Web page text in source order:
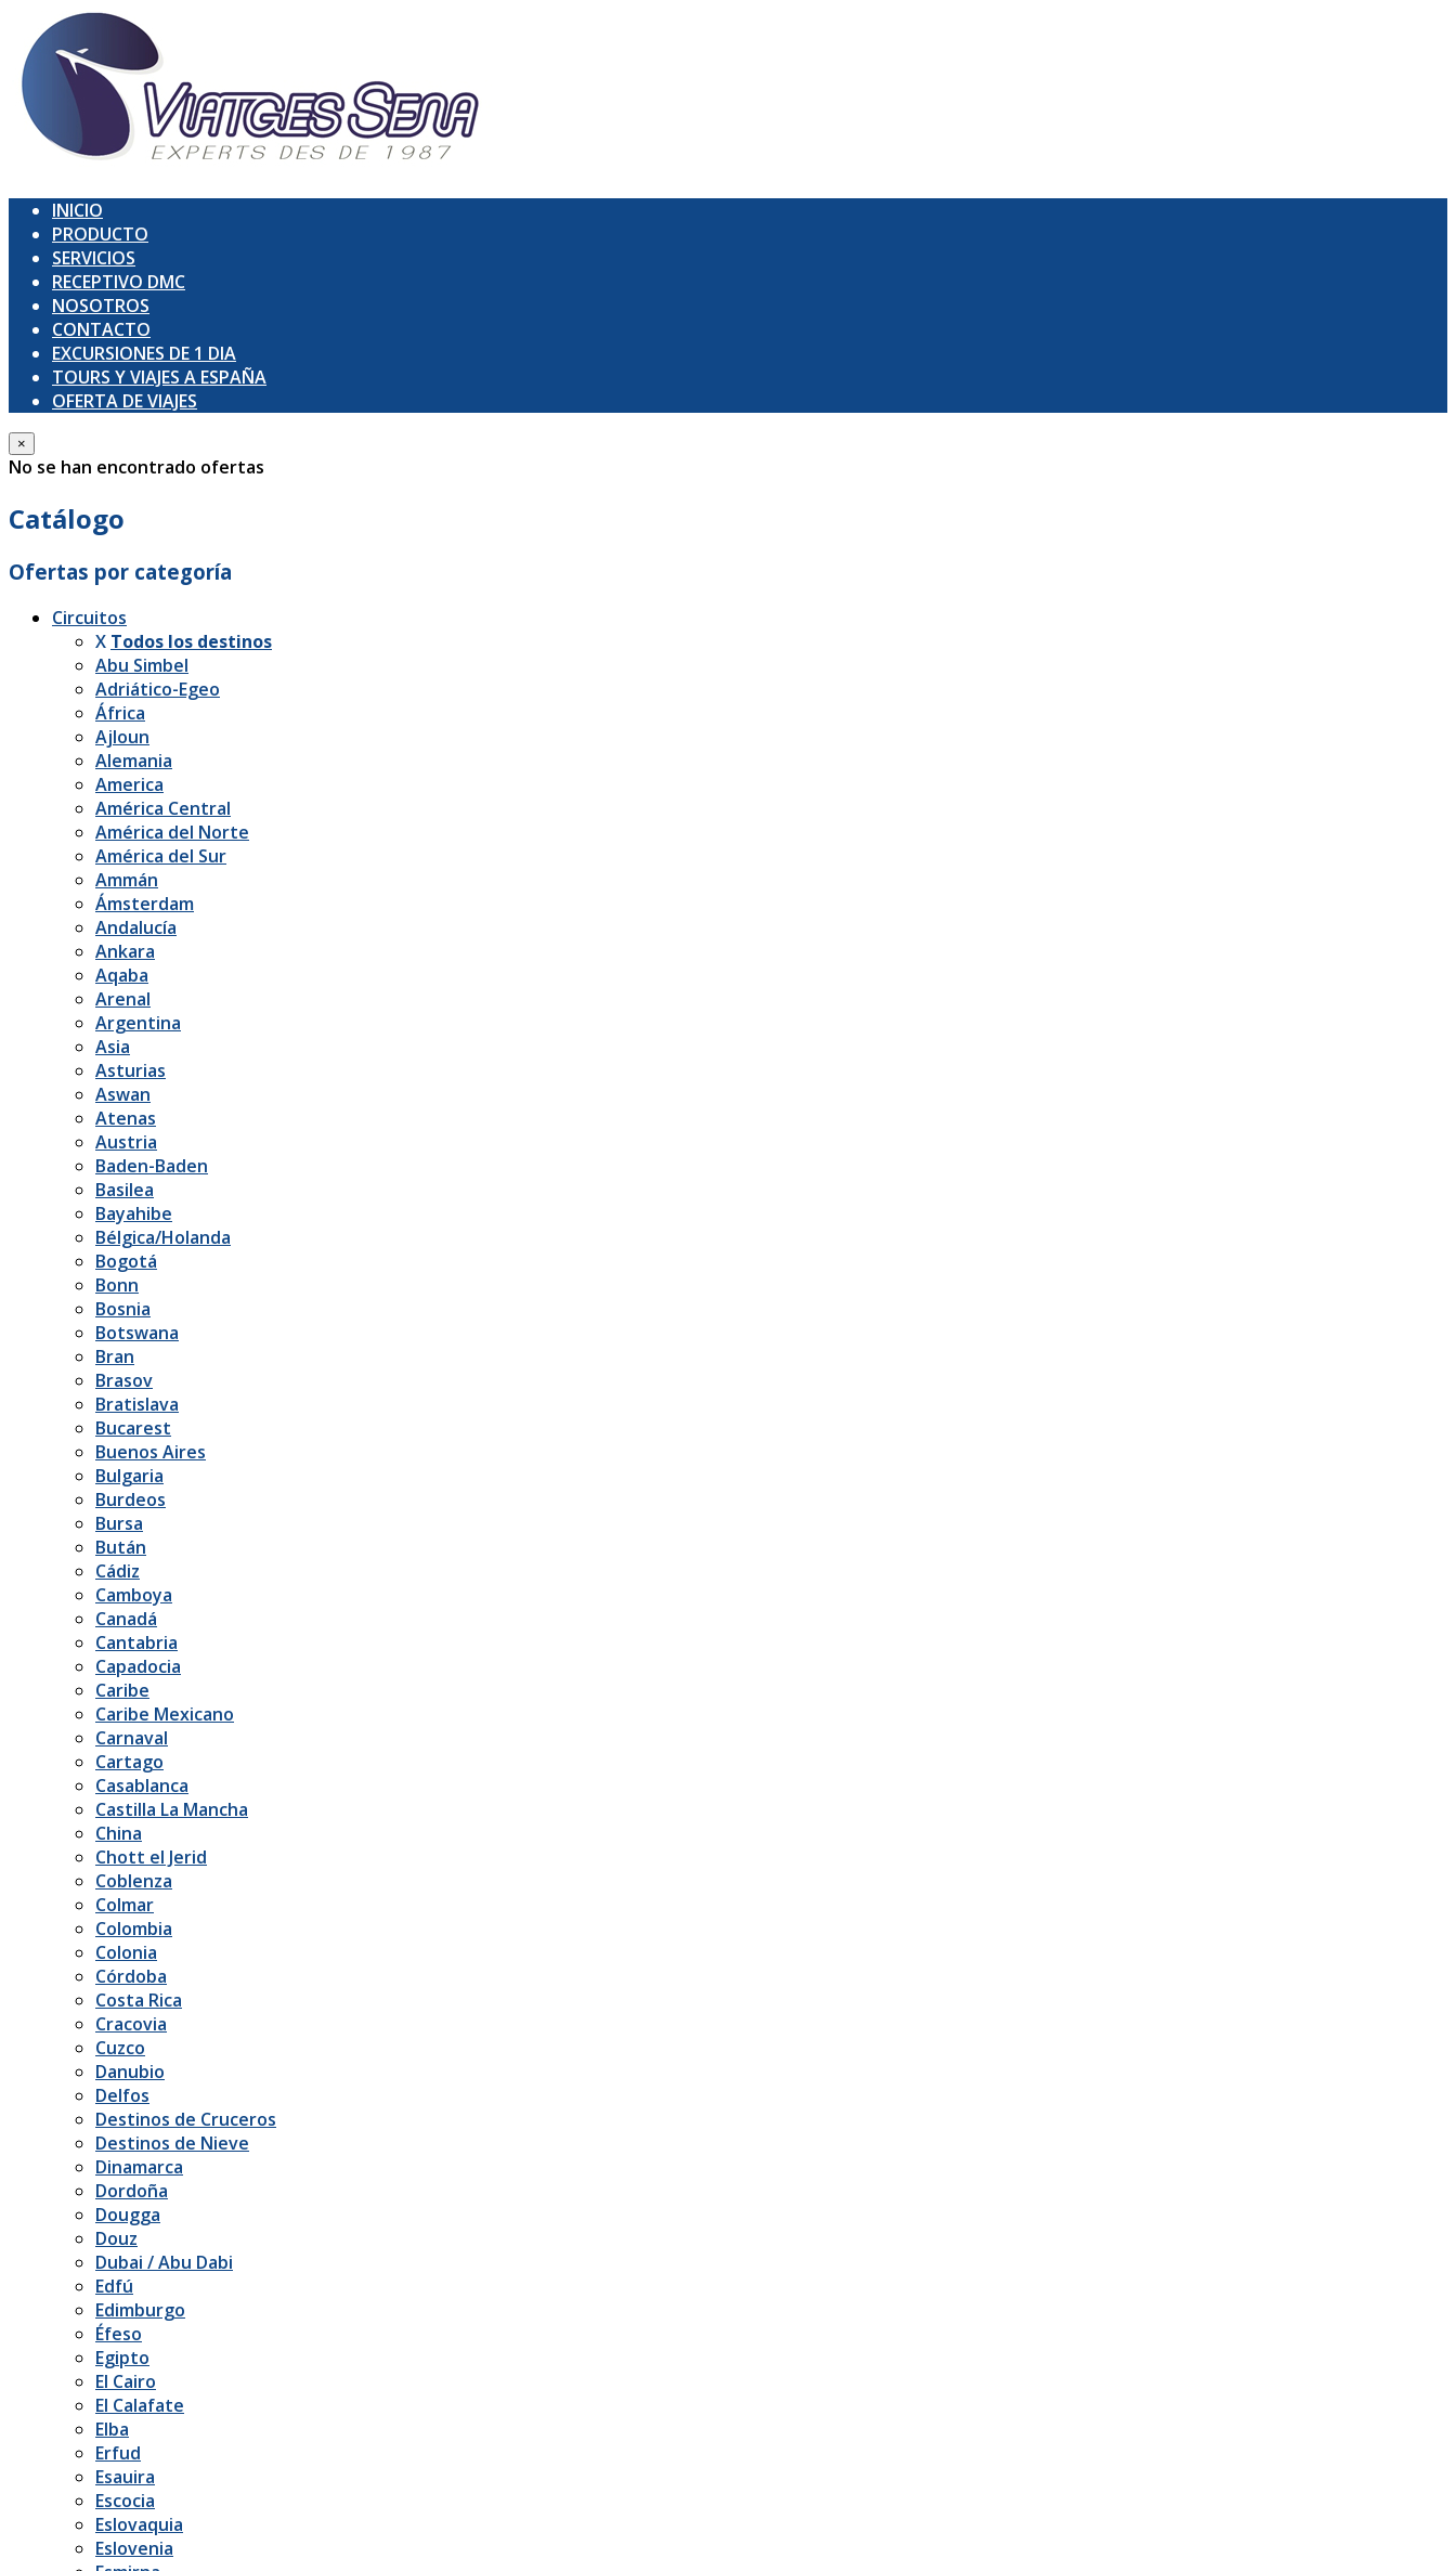
INICIO
PRODUCTO
SERVICIOS
RECEPTIVO DMC
NOSOTROS
CONTACTO
EXCURSIONES DE 1 DIA
TOURS Y VIAJES A ESPAÑA
OFERTA DE VIAJES
×
No se han encontrado ofertas
Catálogo
Ofertas por categoría
Circuitos
X Todos los destinos
Abu Simbel
Adriático-Egeo
África
Ajloun
Alemania
America
América Central
América del Norte
América del Sur
Ammán
Ámsterdam
Andalucía
Ankara
Aqaba
Arenal
Argentina
Asia
Asturias
Aswan
Atenas
Austria
Baden-Baden
Basilea
Bayahibe
Bélgica/Holanda
Bogotá
Bonn
Bosnia
Botswana
Bran
Brasov
Bratislava
Bucarest
Buenos Aires
Bulgaria
Burdeos
Bursa
Bután
Cádiz
Camboya
Canadá
Cantabria
Capadocia
Caribe
Caribe Mexicano
Carnaval
Cartago
Casablanca
Castilla La Mancha
China
Chott el Jerid
Coblenza
Colmar
Colombia
Colonia
Córdoba
Costa Rica
Cracovia
Cuzco
Danubio
Delfos
Destinos de Cruceros
Destinos de Nieve
Dinamarca
Dordoña
Dougga
Douz
Dubai / Abu Dabi
Edfú
Edimburgo
Éfeso
Egipto
El Cairo
El Calafate
Elba
Erfud
Esauira
Escocia
Eslovaquia
Eslovenia